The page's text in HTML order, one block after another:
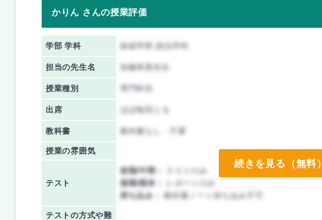
かりん さんの授業評価
学部 学科 政経学部 政治学科
担当の先生名 加藤将貴先生
授業種別 専門科目
出席 ほぼ毎回とる
教科書 教科書なし・不要
授業の雰囲気
テスト
前期/中間：
テストのみ
後期/期末：
レポートのみ
持ち込み：
教科書ノート持ち込み不可
テストの方式や難
続きを見る（無料）